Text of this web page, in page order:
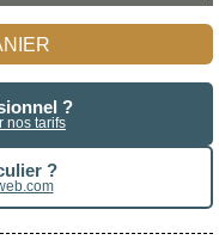
?
nos tarifs
?